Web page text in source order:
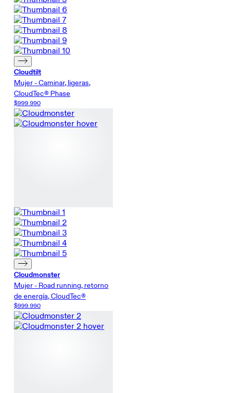
Cloudtilt
Mujer - Caminar, ligeras,
CloudTec® Phase
$999.990
Cloudmonster
Mujer - Road running, retorno
de energía, CloudTec®
$999.990